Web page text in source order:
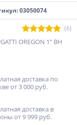
03050074
(6)
OREGON 1" ВН
доставка по
от 3 000 руб.
доставка в
от 9 999 руб.